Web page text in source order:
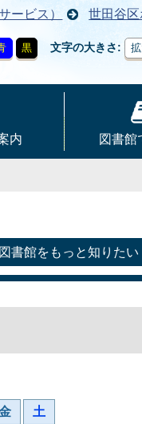
ービス） 世田谷
黒 文字の大きさ
内 図書館
書館をもっと知りたい
土